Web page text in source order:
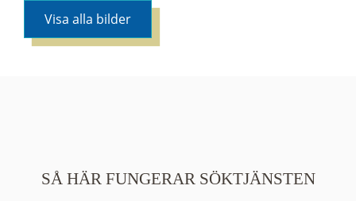
Visa alla bilder
SÅ HÄR FUNGERAR SÖKTJÄNSTEN